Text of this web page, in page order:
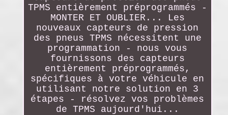
TPMS entièrement préprogrammés -
MONTER ET OUBLIER... Les
nouveaux capteurs de pression
des pneus TPMS nécessitent une
programmation - nous vous
fournissons des capteurs
entièrement préprogrammés,
spécifiques à votre véhicule en
utilisant notre solution en 3
étapes - résolvez vos problèmes
de TPMS aujourd'hui...